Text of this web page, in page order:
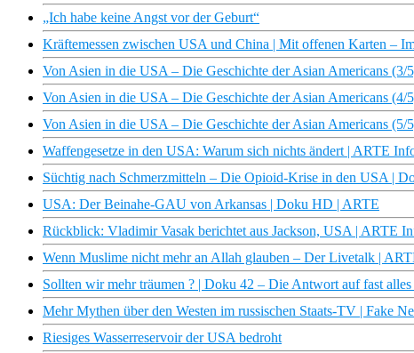
„Ich habe keine Angst vor der Geburt“
Kräftemessen zwischen USA und China | Mit offenen Karten –
Von Asien in die USA – Die Geschichte der Asian Americans
Von Asien in die USA – Die Geschichte der Asian Americans
Von Asien in die USA – Die Geschichte der Asian Americans
Waffengesetze in den USA: Warum sich nichts ändert | ARTE
Süchtig nach Schmerzmitteln – Die Opioid-Krise in den USA |
USA: Der Beinahe-GAU von Arkansas | Doku HD | ARTE
Rückblick: Vladimir Vasak berichtet aus Jackson, USA | ARTE
Wenn Muslime nicht mehr an Allah glauben – Der Livetalk |
Sollten wir mehr träumen ? | Doku 42 – Die Antwort auf fast
Mehr Mythen über den Westen im russischen Staats-TV | Fake
Riesiges Wasserreservoir der USA bedroht